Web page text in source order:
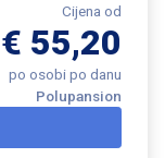
Cijena od
€ 55,20
po osobi po danu
Polupansion